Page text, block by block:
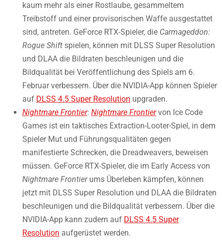
kaum mehr als einer Rostlaube, gesammeltem
Treibstoff und einer provisorischen Waffe ausgestattet
sind, antreten. GeForce RTX-Spieler, die Carmageddon:
Rogue Shift spielen, können mit DLSS Super Resolution
und DLAA die Bildraten beschleunigen und die
Bildqualität bei Veröffentlichung des Spiels am 6.
Februar verbessern. Über die NVIDIA-App können Spieler
auf DLSS 4.5 Super Resolution upgraden.
Nightmare Frontier: Nightmare Frontiervon Ice Code
Games ist ein taktisches Extraction-Looter-Spiel, in dem
Spieler Mut und Führungsqualitäten gegen
manifestierte Schrecken, die Dreadweavers, beweisen
müssen. GeForce RTX-Spieler, die im Early Access von
Nightmare Frontierums Überleben kämpfen, können
jetzt mit DLSS Super Resolution und DLAA die Bildraten
beschleunigen und die Bildqualität verbessern. Über die
NVIDIA-App kann zudem auf DLSS 4.5 Super
Resolution aufgerüstet werden.